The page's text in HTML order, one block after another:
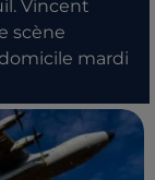
Vincent
scène
mardi